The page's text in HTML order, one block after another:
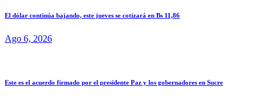
El dólar continúa bajando, este jueves se cotizará en Bs 11,86
Ago 6, 2026
Este es el acuerdo firmado por el presidente Paz y los gobernadores en Sucre